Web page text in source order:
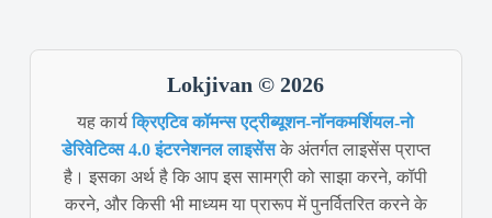
Lokjivan © 2026
यह कार्यक्रिएटिव कॉमन्स एट्रीब्यूशन-नॉनकमर्शियल-नो
डेरिवेटिव्स 4.0 इंटरनेशनल लाइसेंसके अंतर्गत लाइसेंस प्राप्त
है। इसका अर्थ है कि आप इस सामग्री को साझा करने, कॉपी
करने, और किसी भी माध्यम या प्रारूप में पुनर्वितरित करने के